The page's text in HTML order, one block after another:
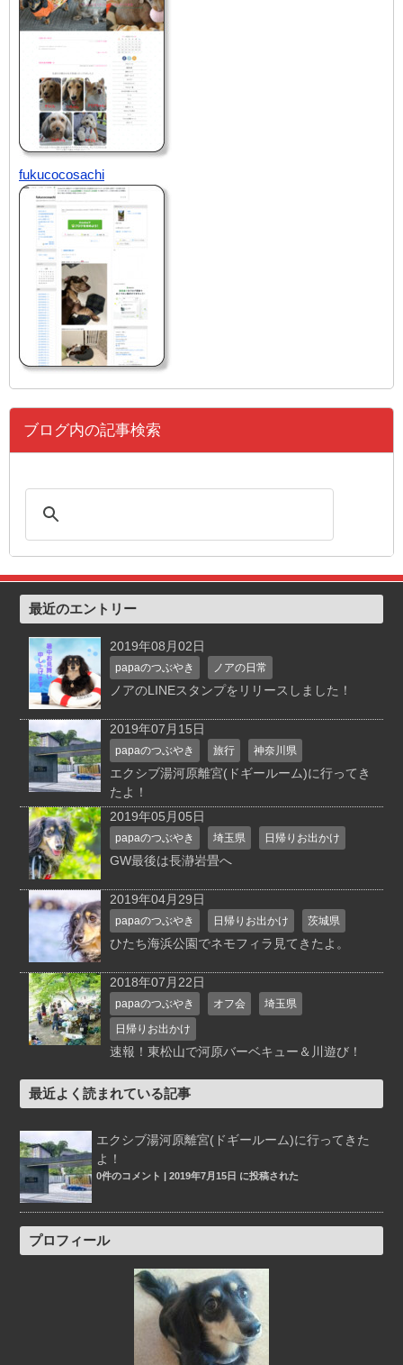
fukucocosachi
ブログ内の記事検索
最近のエントリー
2019年08月02日
papaのつぶやき ノアの日常
ノアのLINEスタンプをリリースしました！
2019年07月15日
papaのつぶやき 旅行 神奈川県
エクシブ湯河原離宮(ドギールーム)に行ってき
たよ！
2019年05月05日
papaのつぶやき 埼玉県 日帰りお出かけ
GW最後は長瀞岩畳へ
2019年04月29日
papaのつぶやき 日帰りお出かけ 茨城県
ひたち海浜公園でネモフィラ見てきたよ。
2018年07月22日
papaのつぶやき オフ会
埼玉県
日帰りお出かけ
速報！東松山で河原バーベキュー＆川遊び！
最近よく読まれている記事
エクシブ湯河原離宮(ドギールーム)に行ってきた
よ！
0件のコメント |2019年7月15日 に投稿された
プロフィール